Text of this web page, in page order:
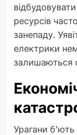
ресурсів
занепаду.
електрики
залишаються
Урагани